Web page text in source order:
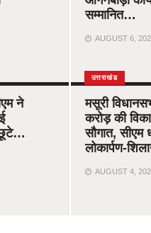
ने
छूटे…
सम्मानित…
AUGUST 6,
उत्तराखंड
मसूरी
करोड़ की
सौगात, सीएम
लोकार्पण-
AUGUST 4,